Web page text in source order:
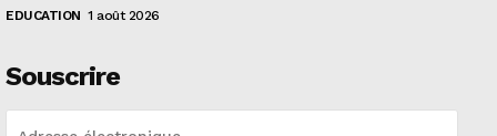
EDUCATION 1 août 2026
Souscrire